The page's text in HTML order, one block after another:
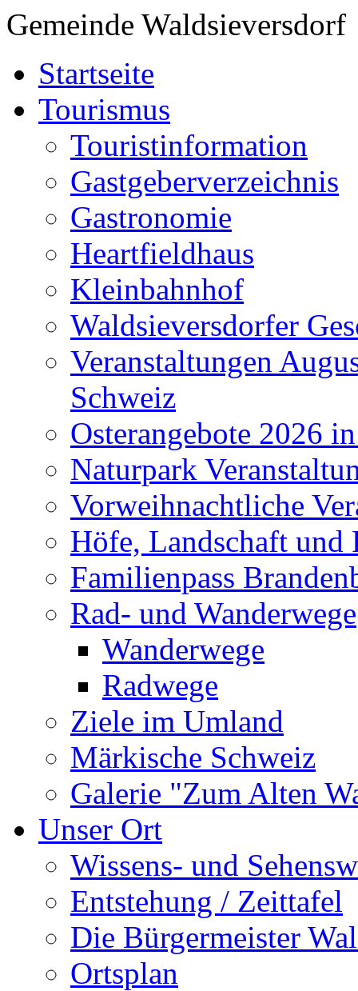
Gemeinde Waldsieversdorf
Startseite
Tourismus
Touristinformation
Gastgeberverzeichnis
Gastronomie
Heartfieldhaus
Kleinbahnhof
Waldsieversdorfer
Veranstaltungen
Schweiz
Osterangebote 2026
Naturpark
Vorweihnachtliche
Höfe, Landschaft und
Familienpass
Rad- und Wanderwege
Wanderwege
Radwege
Ziele im Umland
Märkische Schweiz
Galerie "Zum Alten
Unser Ort
Wissens- und
Entstehung / Zeittafel
Die Bürgermeister
Ortsplan